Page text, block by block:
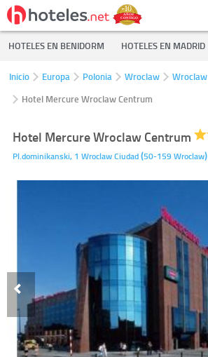
HOTELES EN BENIDORM HOTELES EN MADRID
Inicio Europa Polonia Wroclaw
Wroclaw
Hotel Mercure Wroclaw Centrum
Hotel Mercure Wroclaw Centrum
Pl.dominikanski, 1 Wroclaw Ciudad(50-159Wroclaw)